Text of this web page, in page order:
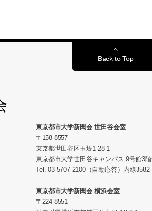
Back to Top
東京都市大学新聞会 世田谷会室
〒158-8557
東京都世田谷区玉堤1-28-1
東京都市大学世田谷キャンパス 9号館3階
Tel. 03-5707-2100（自動応答）内線3582
東京都市大学新聞会 横浜会室
〒224-8551